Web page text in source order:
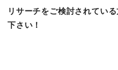
リサーチをご検討されてい
下さい！